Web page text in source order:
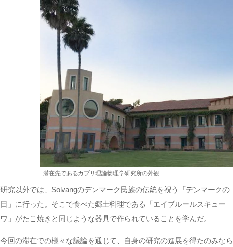
滞在先であるカブリ理論物理学研究所の外観
研究以外では、Solvangのデンマーク民族の伝統を祝う「デンマークの
日」に行った。そこで食べた郷土料理である「エイブルールスキュー
ワ」がたこ焼きと同じような器具で作られていることを学んだ。
今回の滞在での様々な議論を通じて、自身の研究の進展を得たのみなら